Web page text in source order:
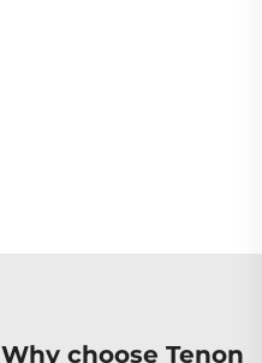
Why choose Tenon قفل ذكي لباب الواجهة?